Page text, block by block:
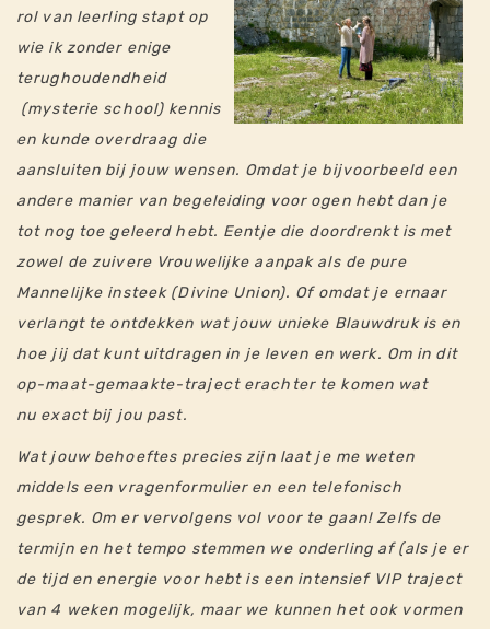
rol van leerling stapt op
wie ik zonder enige
terughoudendheid
(mysterie school) kennis
en kunde overdraag die
aansluiten bij jouw wensen. Omdat je bijvoorbeeld een
andere manier van begeleiding voor ogen hebt dan je
tot nog toe geleerd hebt. Eentje die doordrenkt is met
zowel de zuivere Vrouwelijke aanpak als de pure
Mannelijke insteek (Divine Union). Of omdat je ernaar
verlangt te ontdekken wat jouw unieke Blauwdruk is en
hoe jij dat kunt uitdragen in je leven en werk. Om in dit
op-maat-gemaakte-traject erachter te komen wat
nu exactbij jou past.
Wat jouw behoeftes precies zijn laat je me weten
middels een vragenformulier en een telefonisch
gesprek. Om er vervolgens vol voor te gaan! Zelfs de
termijn en het tempo stemmen we onderling af (als je er
de tijd en energie voor hebt is een intensief VIP traject
van 4 weken mogelijk, maar we kunnen het ook vormen